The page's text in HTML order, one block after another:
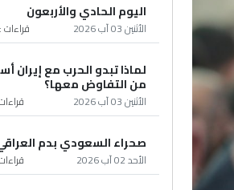
اليوم الحادي والأربعون
الأثنين 03 آب 2026 قراءات :
لماذا تبدو الحرب مع إيران
من التفاوض معها؟
الأثنين 03 آب 2026
صحراء السعودي بدم
الأحد 02 آب 2026